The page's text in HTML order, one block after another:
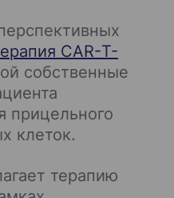
CAR-Т-
собственные
прицельного
клеток.
терапию